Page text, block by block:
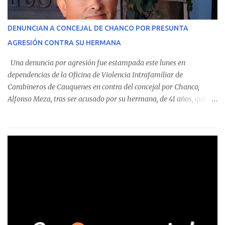
operaciones. Asimismo, se precisa que uno de los casos
corresponde a un funcionario de la Municipalidad de Chanco,
detectaron incumplimientos a la normativa vigente. El informe
precisa que la mayor cantidad de dinero apostado se registró en
Talca, donde...
DENUNCIAN A CONCEJAL DE CHANCO POR PRESUNTA
AGRESIÓN CONTRA SU HERMANA
Una denuncia por agresión fue estampada este lunes en
dependencias de la Oficina de Violencia Intrafamiliar de
Carabineros de Cauquenes en contra del concejal por Chanco,
Alfonso Meza, tras ser acusado por su hermana, de 41 años, quien
relató que los hechos ocurrieron cerca de las 11:30 horas en el
trabajadores, el edil descendió del vehículo y, en medio de la